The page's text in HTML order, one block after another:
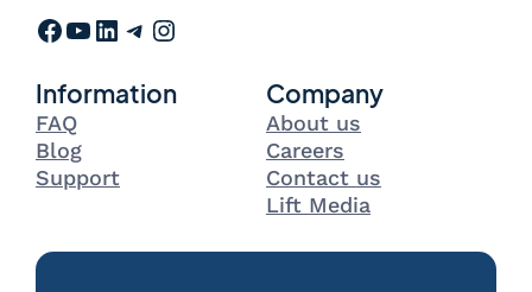
Facebook YouTube LinkedIn Telegram Instagram
Information
FAQ
Blog
Support
Company
About us
Careers
Contact us
Lift Media